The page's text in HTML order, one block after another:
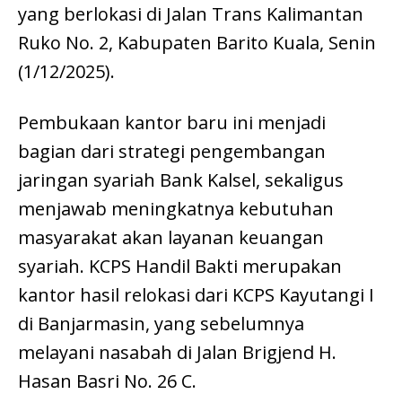
yang berlokasi di Jalan Trans Kalimantan
Ruko No. 2, Kabupaten Barito Kuala, Senin
(1/12/2025).
Pembukaan kantor baru ini menjadi
bagian dari strategi pengembangan
jaringan syariah Bank Kalsel, sekaligus
menjawab meningkatnya kebutuhan
masyarakat akan layanan keuangan
syariah. KCPS Handil Bakti merupakan
kantor hasil relokasi dari KCPS Kayutangi I
di Banjarmasin, yang sebelumnya
melayani nasabah di Jalan Brigjend H.
Hasan Basri No. 26 C.